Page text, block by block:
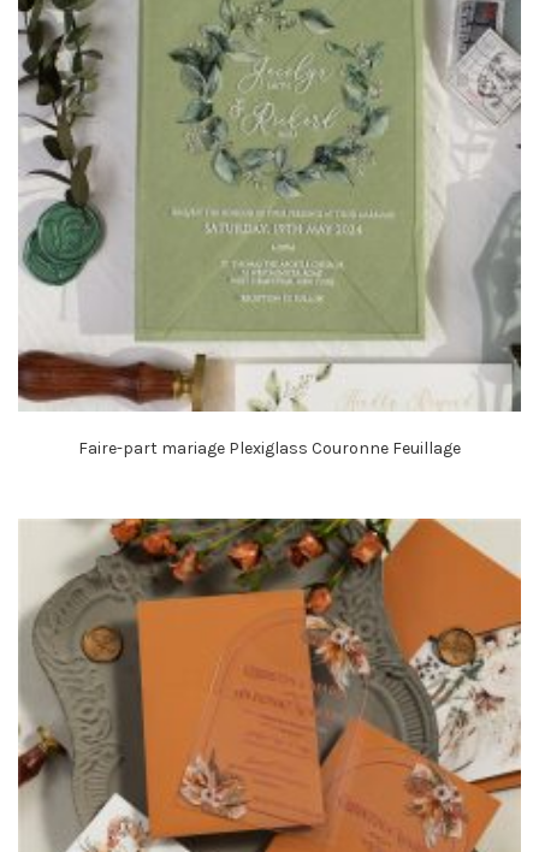
Faire-part mariage Plexiglass Couronne Feuillage